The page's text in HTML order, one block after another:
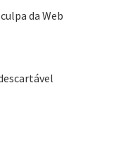
da Web